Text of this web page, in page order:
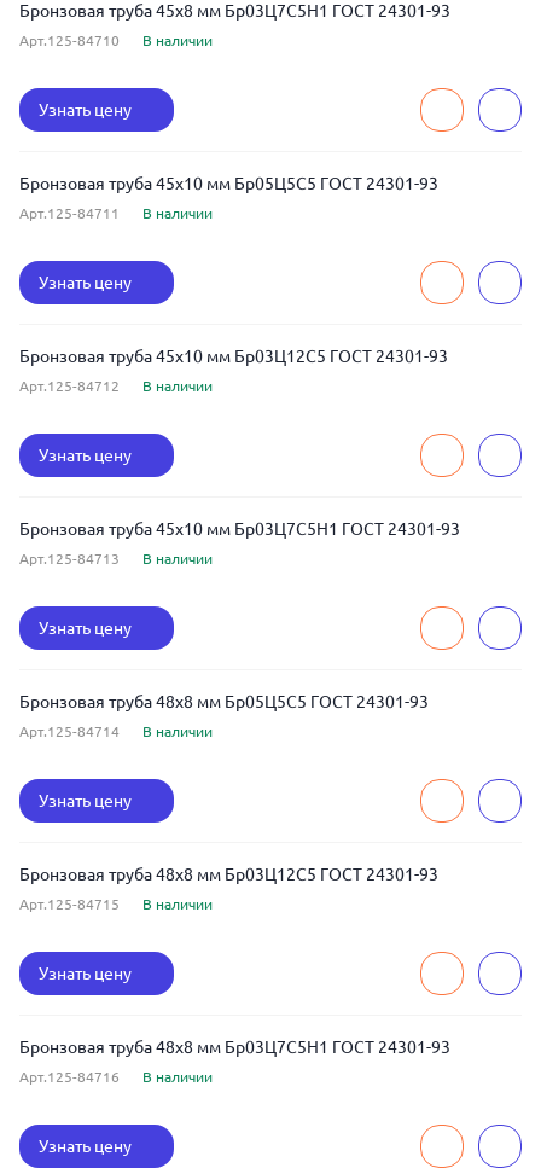
Бронзовая труба 45x8 мм Бр03Ц7С5Н1 ГОСТ 24301-93
Арт.125-84710 В наличии
Узнать цену
Бронзовая труба 45x10 мм Бр05Ц5С5 ГОСТ 24301-93
Арт.125-84711 В наличии
Узнать цену
Бронзовая труба 45x10 мм Бр03Ц12С5 ГОСТ 24301-93
Арт.125-84712 В наличии
Узнать цену
Бронзовая труба 45x10 мм Бр03Ц7С5Н1 ГОСТ 24301-93
Арт.125-84713 В наличии
Узнать цену
Бронзовая труба 48x8 мм Бр05Ц5С5 ГОСТ 24301-93
Арт.125-84714 В наличии
Узнать цену
Бронзовая труба 48x8 мм Бр03Ц12С5 ГОСТ 24301-93
Арт.125-84715 В наличии
Узнать цену
Бронзовая труба 48x8 мм Бр03Ц7С5Н1 ГОСТ 24301-93
Арт.125-84716 В наличии
Узнать цену